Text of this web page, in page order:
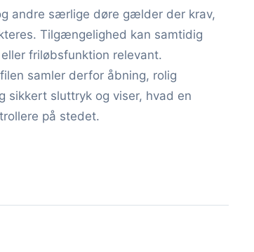
andre særlige døre gælder der krav,
Tilgængelighed kan samtidig
friløbsfunktion relevant.
samler derfor åbning, rolig
sikkert sluttryk og viser, hvad en
på stedet.